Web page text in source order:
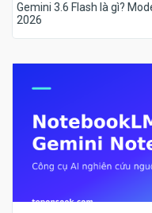
Gemini 3.6 Flash là gì?
2026